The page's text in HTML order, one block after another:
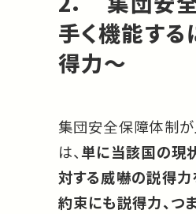
手く機能す
得力～
集団安全保障体制
は、単に当該国の現
対する威嚇の説得力
約束にも説得力、つ